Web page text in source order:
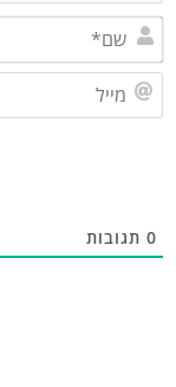
תגובות